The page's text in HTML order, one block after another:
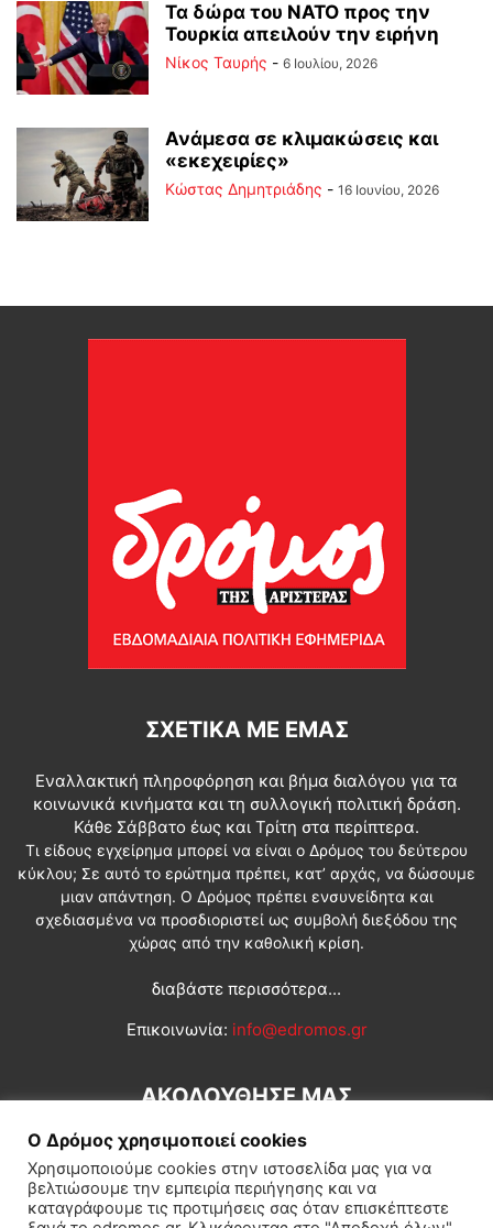
Τα δώρα του ΝΑΤΟ προς την
Τουρκία απειλούν την ειρήνη
Νίκος Ταυρής - 6 Ιουλίου, 2026
Ανάμεσα σε κλιμακώσεις και
«εκεχειρίες»
Kώστας Δημητριάδης - 16 Ιουνίου, 2026
ΣΧΕΤΙΚΆ ΜΕ ΕΜΆΣ
Εναλλακτική πληροφόρηση και βήμα διαλόγου για τα
κοινωνικά κινήματα και τη συλλογική πολιτική δράση.
Κάθε Σάββατο έως και Τρίτη στα περίπτερα.
Τι είδους εγχείρημα μπορεί να είναι ο Δρόμος του δεύτερου
κύκλου; Σε αυτό το ερώτημα πρέπει, κατ’ αρχάς, να δώσουμε
μιαν απάντηση. Ο Δρόμος πρέπει ενσυνείδητα και
σχεδιασμένα να προσδιοριστεί ως συμβολή διεξόδου της
χώρας από την καθολική κρίση.
διαβάστε περισσότερα...
Επικοινωνία: info@edromos.gr
ΑΚΟΛΟΥΘΗΣΕ ΜΑΣ
Ο Δρόμος χρησιμοποιεί cookies
Χρησιμοποιούμε cookies στην ιστοσελίδα μας για να
βελτιώσουμε την εμπειρία περιήγησης και να
καταγράφουμε τις προτιμήσεις σας όταν επισκέπτεστε